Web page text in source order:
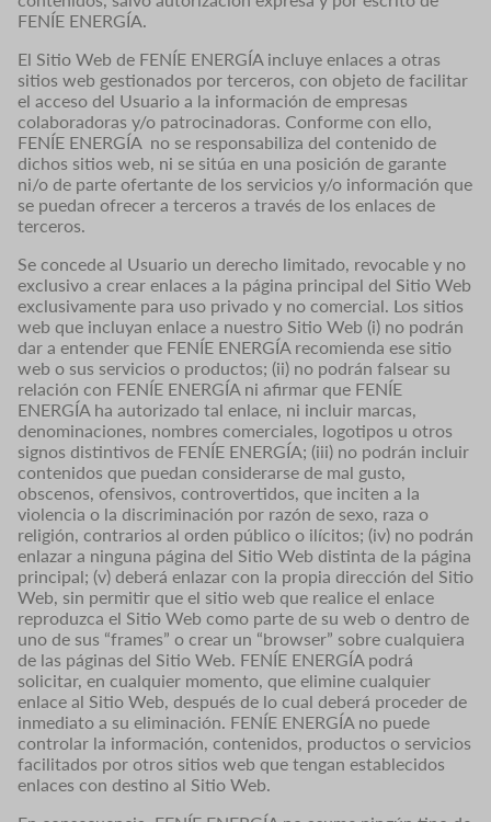
FENÍE ENERGÍA.
El Sitio Web de FENÍE ENERGÍA incluye enlaces a otras
sitios web gestionados por terceros, con objeto de facilitar
el acceso del Usuario a la información de empresas
colaboradoras y/o patrocinadoras. Conforme con ello,
FENÍE ENERGÍA no se responsabiliza del contenido de
dichos sitios web, ni se sitúa en una posición de garante
ni/o de parte ofertante de los servicios y/o información que
se puedan ofrecer a terceros a través de los enlaces de
terceros.
Se concede al Usuario un derecho limitado, revocable y no
exclusivo a crear enlaces a la página principal del Sitio Web
exclusivamente para uso privado y no comercial. Los sitios
web que incluyan enlace a nuestro Sitio Web (i) no podrán
dar a entender que FENÍE ENERGÍA recomienda ese sitio
web o sus servicios o productos; (ii) no podrán falsear su
relación con FENÍE ENERGÍA ni afirmar que FENÍE
ENERGÍA ha autorizado tal enlace, ni incluir marcas,
denominaciones, nombres comerciales, logotipos u otros
signos distintivos de FENÍE ENERGÍA; (iii) no podrán incluir
contenidos que puedan considerarse de mal gusto,
obscenos, ofensivos, controvertidos, que inciten a la
violencia o la discriminación por razón de sexo, raza o
religión, contrarios al orden público o ilícitos; (iv) no podrán
enlazar a ninguna página del Sitio Web distinta de la página
principal; (v) deberá enlazar con la propia dirección del Sitio
Web, sin permitir que el sitio web que realice el enlace
reproduzca el Sitio Web como parte de su web o dentro de
uno de sus “frames” o crear un “browser” sobre cualquiera
de las páginas del Sitio Web. FENÍE ENERGÍA podrá
solicitar, en cualquier momento, que elimine cualquier
enlace al Sitio Web, después de lo cual deberá proceder de
inmediato a su eliminación. FENÍE ENERGÍA no puede
controlar la información, contenidos, productos o servicios
facilitados por otros sitios web que tengan establecidos
enlaces con destino al Sitio Web.